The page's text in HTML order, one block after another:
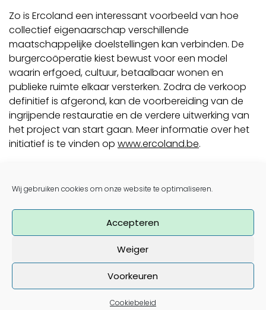
Wij gebruiken cookies om onze website te optimaliseren.
Accepteren
Weiger
Voorkeuren
Cookiebeleid
Zo is Ercoland een interessant voorbeeld van hoe
collectief eigenaarschap verschillende
maatschappelijke doelstellingen kan verbinden. De
burgercoöperatie kiest bewust voor een model
waarin erfgoed, cultuur, betaalbaar wonen en
publieke ruimte elkaar versterken. Zodra de verkoop
definitief is afgerond, kan de voorbereiding van de
ingrijpende restauratie en de verdere uitwerking van
het project van start gaan. Meer informatie over het
initiatief is te vinden op www.ercoland.be.
Post navigation
Expo ‘Hier wil ik wonen!’ blikt terug op succesvolle
Internationaal webinar belicht rol van wetgeving voor
coöperatief wonen